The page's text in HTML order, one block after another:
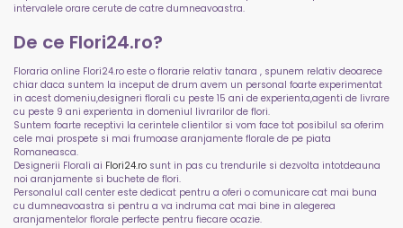
intervalele orare cerute de catre dumneavoastra.
De ce Flori24.ro?
Floraria online Flori24.ro este o florarie relativ tanara , spunem relativ deoarece
chiar daca suntem la inceput de drum avem un personal foarte experimentat
in acest domeniu,designeri florali cu peste 15 ani de experienta,agenti de livrare
cu peste 9 ani experienta in domeniul livrarilor de flori.
Suntem foarte receptivi la cerintele clientilor si vom face tot posibilul sa oferim
cele mai prospete si mai frumoase aranjamente florale de pe piata
Romaneasca.
Designerii Florali ai Flori24.ro sunt in pas cu trendurile si dezvolta intotdeauna
noi aranjamente si buchete de flori.
Personalul call center este dedicat pentru a oferi o comunicare cat mai buna
cu dumneavoastra si pentru a va indruma cat mai bine in alegerea
aranjamentelor florale perfecte pentru fiecare ocazie.